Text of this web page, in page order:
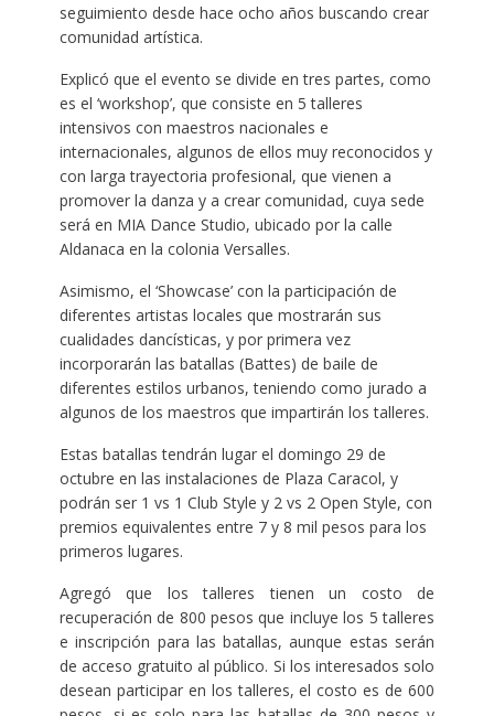
seguimiento desde hace ocho años buscando crear
comunidad artística.
Explicó que el evento se divide en tres partes, como
es el ‘workshop’, que consiste en 5 talleres
intensivos con maestros nacionales e
internacionales, algunos de ellos muy reconocidos y
con larga trayectoria profesional, que vienen a
promover la danza y a crear comunidad, cuya sede
será en MIA Dance Studio, ubicado por la calle
Aldanaca en la colonia Versalles.
Asimismo, el ‘Showcase’ con la participación de
diferentes artistas locales que mostrarán sus
cualidades dancísticas, y por primera vez
incorporarán las batallas (Battes) de baile de
diferentes estilos urbanos, teniendo como jurado a
algunos de los maestros que impartirán los talleres.
Estas batallas tendrán lugar el domingo 29 de
octubre en las instalaciones de Plaza Caracol, y
podrán ser 1 vs 1 Club Style y 2 vs 2 Open Style, con
premios equivalentes entre 7 y 8 mil pesos para los
primeros lugares.
Agregó que los talleres tienen un costo de
recuperación de 800 pesos que incluye los 5 talleres
e inscripción para las batallas, aunque estas serán
de acceso gratuito al público. Si los interesados solo
desean participar en los talleres, el costo es de 600